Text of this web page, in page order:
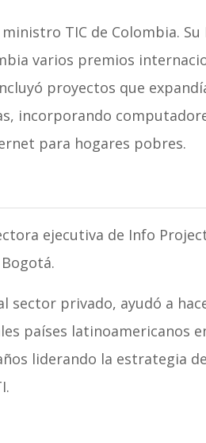
ministro TIC de Colombia.
varios premios
proyectos que
incorporando
para hogares pobres.
ejecutiva de Info
sector privado, ayudó a
países latinoamericanos
liderando la estrategia